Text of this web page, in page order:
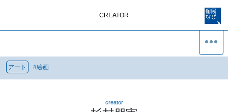
CREATOR
アート #絵画
creator